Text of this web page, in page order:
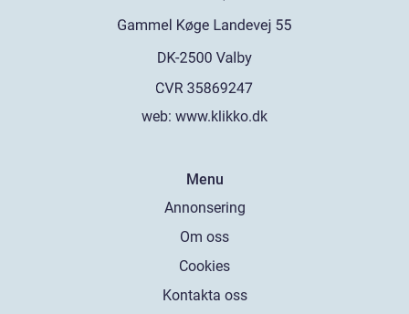
web: www.klikko.dk
Menu
Annonsering
Om oss
Cookies
Kontakta oss